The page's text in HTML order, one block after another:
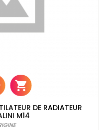
DE RADIATEUR
M14